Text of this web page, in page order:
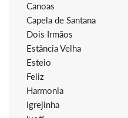
Canoas
Capela de Santana
Dois Irmãos
Estância Velha
Esteio
Feliz
Harmonia
Igrejinha